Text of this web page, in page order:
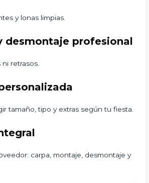
y lonas limpias.
desmontaje profesional
retrasos.
tamaño, tipo y extras según tu fiesta.
carpa, montaje, desmontaje y